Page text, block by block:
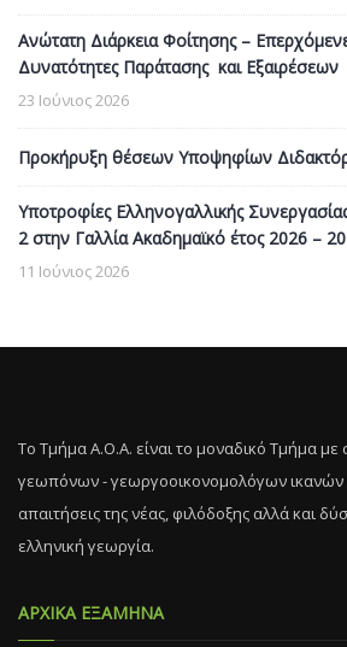
Ανώτατη Διάρκεια Φοίτησης –
Δυνατότητες Παράτασης και Εξαιρέσεων
23 Ιούνιος 2026
Προκήρυξη θέσεων Υποψηφίων
Υποτροφίες Ελληνογαλλικής
2 στην Γαλλία Ακαδημαϊκό έτος 2026 –
11 Ιούνιος 2026
Το Τμήμα Α.Ο.Α. είναι το μοναδικό Τμήμα
γεωπόνων - γεωργοοικονομολόγων ικανών
απαιτήσεις της νέας, φιλόδοξης αλλά και
ελληνική γεωργία.
ΑΡΧΙΚΑ ΕΞΑΜΗΝΑ